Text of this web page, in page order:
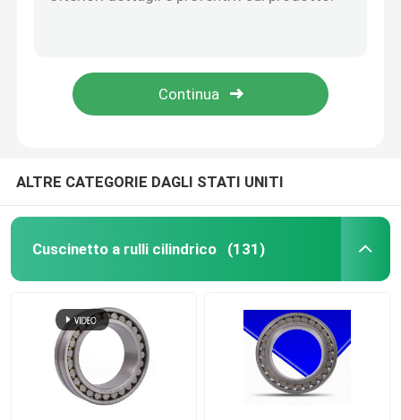
Valvola di fusione a fuso
Cuscinetto a sfera profondo della scanalatura
Cuscinetto a sfera del contatto di quattro punti
cuscinetto a rulli spinto
Campioni di cuscino multifunzione
ALTRE CATEGORIE DAGLI STATI UNITI
Cuscinetto a rulli cilindrico (131)